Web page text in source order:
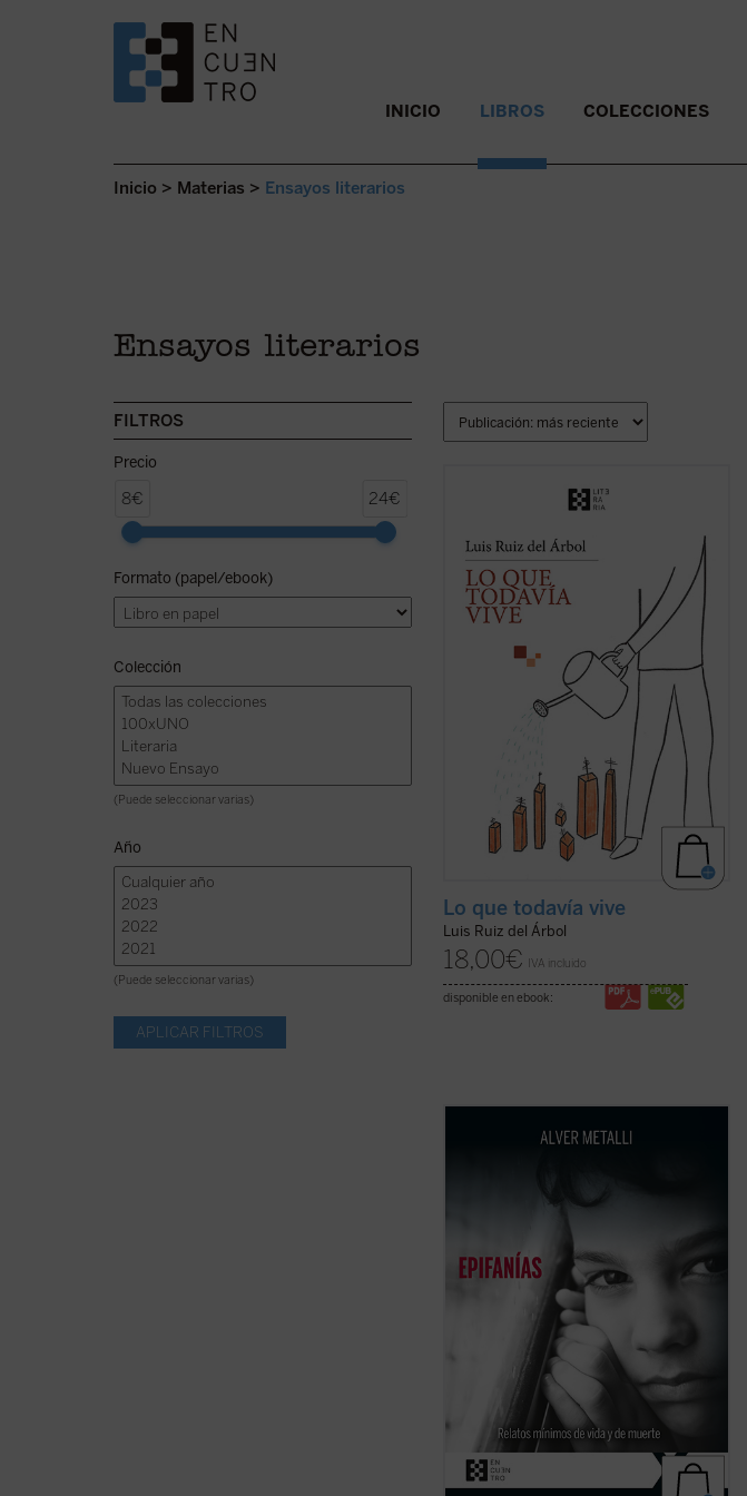
SALTAR AL CONTENIDO. INICIO LIBROS COLECCIONES
Inicio > Materias > Ensayos literarios
Ensayos literarios
FILTROS
Precio
8€ 24€
Formato (papel/ebook)
Colección
(Puede seleccionar varias)
Año
(Puede seleccionar varias)
Este libro se abre frente al lector como
autores y obras citadas, en su más
amplia expresión de
multidisciplinariedad: música, cine,
series, religión, política, arte, historia. El
autor ha confeccionado ...
(ver ficha)
Lo que todavía vive
Luis Ruiz del Árbol
18,00€ IVA incluido
disponible en ebook:
Este libro describe «desde dentro» el
periferias de Buenos Aires. Imágenes
suceden en ... (ver ficha)